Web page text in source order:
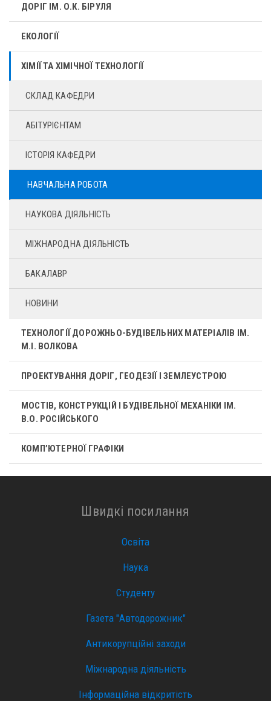
ДОРІГ ІМ. О.К. БІРУЛЯ
ЕКОЛОГІЇ
ХІМІЇ ТА ХІМІЧНОЇ ТЕХНОЛОГІЇ
СКЛАД КАФЕДРИ
АБІТУРІЄНТАМ
ІСТОРІЯ КАФЕДРИ
НАВЧАЛЬНА РОБОТА
НАУКОВА ДІЯЛЬНІСТЬ
МІЖНАРОДНА ДІЯЛЬНІСТЬ
БАКАЛАВР
НОВИНИ
ТЕХНОЛОГІЇ ДОРОЖНЬО-БУДІВЕЛЬНИХ МАТЕРІАЛІВ ІМ.
М.І. ВОЛКОВА
ПРОЕКТУВАННЯ ДОРІГ, ГЕОДЕЗІЇ І ЗЕМЛЕУСТРОЮ
МОСТІВ, КОНСТРУКЦІЙ І БУДІВЕЛЬНОЇ МЕХАНІКИ ІМ.
В.О. РОСІЙСЬКОГО
КОМП’ЮТЕРНОЇ ГРАФІКИ
Швидкі посилання
Освіта
Наука
Студенту
Газета "Автодорожник"
Антикорупційні заходи
Міжнародна діяльність
Інформаційна відкритість